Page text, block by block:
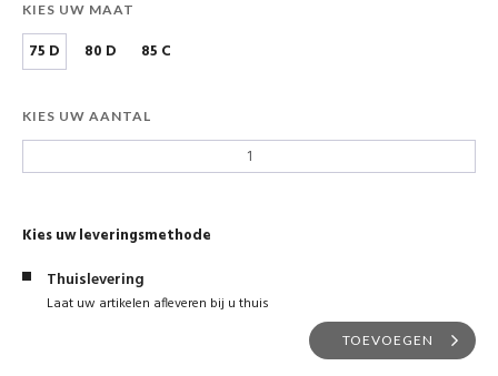
KIES UW MAAT
75 D 80 D 85 C
KIES UW AANTAL
Kies uw leveringsmethode
Thuislevering
Laat uw artikelen afleveren bij u thuis
TOEVOEGEN